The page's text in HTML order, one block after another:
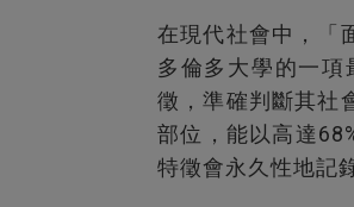
在現代社會中，「
多倫多大學的一
徵，準確判斷其社
部位，能以高達
特徵會永久性地記